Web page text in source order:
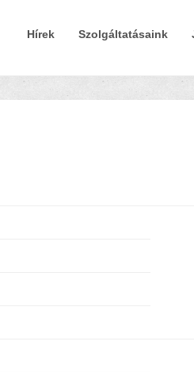
Elsődleges Menü
Tovább a tartalomra
Hírek Szolgáltatásaink